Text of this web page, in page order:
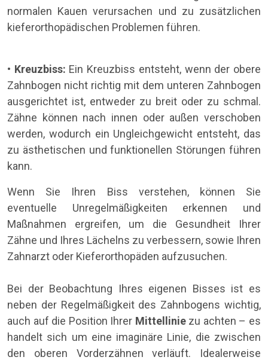
normalen Kauen verursachen und zu zusätzlichen
kieferorthopädischen Problemen führen.
• Kreuzbiss: Ein Kreuzbiss entsteht, wenn der obere
Zahnbogen nicht richtig mit dem unteren Zahnbogen
ausgerichtet ist, entweder zu breit oder zu schmal.
Zähne können nach innen oder außen verschoben
werden, wodurch ein Ungleichgewicht entsteht, das
zu ästhetischen und funktionellen Störungen führen
kann.
Wenn Sie Ihren Biss verstehen, können Sie
eventuelle Unregelmäßigkeiten erkennen und
Maßnahmen ergreifen, um die Gesundheit Ihrer
Zähne und Ihres Lächelns zu verbessern, sowie Ihren
Zahnarzt oder Kieferorthopäden aufzusuchen.
Bei der Beobachtung Ihres eigenen Bisses ist es
neben der Regelmäßigkeit des Zahnbogens wichtig,
auch auf die Position Ihrer Mittellinie zu achten – es
handelt sich um eine imaginäre Linie, die zwischen
den oberen Vorderzähnen verläuft. Idealerweise